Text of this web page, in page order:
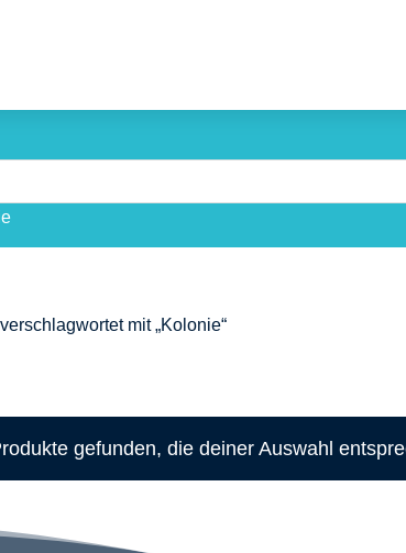
mit „Kolonie“
gefunden, die deiner Auswahl